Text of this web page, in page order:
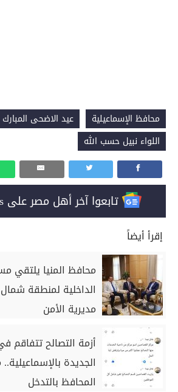
محافظ الإسماعيلية عيد الاضحى المبارك
اللواء نبيل حسب الله
تابعوا آخر أهل مصر على Google News
إقرأ أيضاً
محافظ المنيا يلتقي
الداخلية لمنطقة
مديرية الأمن
أزمة التصالح تتفاقم
الجديدة
المحافظ بالتدخل